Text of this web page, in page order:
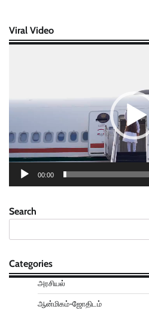
Viral Video
00:00
Search
Categories
அரசியல்
ஆன்மிகம்-ஜோதிடம்